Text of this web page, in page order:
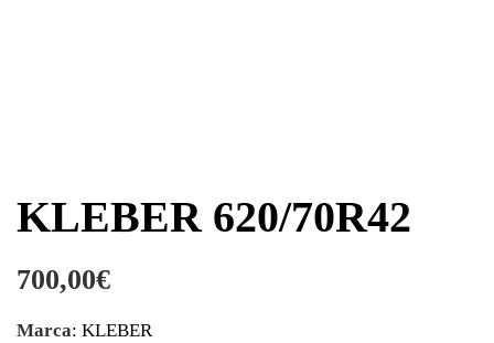
KLEBER 620/70R42
700,00€
Marca: KLEBER